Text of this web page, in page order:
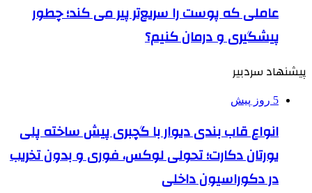
عاملی که پوست را سریع‌تر پیر می کند؛ چطور
پیشگیری و درمان کنیم؟
پیشنهاد سردبیر
5 روز پیش
انواع قاب بندی دیوار با گچبری پیش ساخته پلی
یورتان دکارت؛ تحولی لوکس، فوری و بدون تخریب
در دکوراسیون داخلی